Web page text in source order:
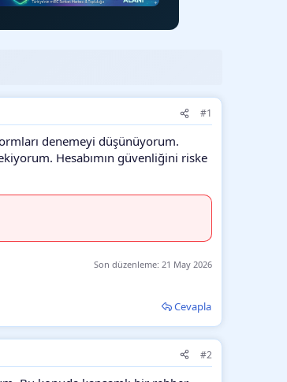
#1
denemeyi düşünüyorum.
Hesabımın güvenliğini riske
Son düzenleme: 21 May 2026
Cevapla
#2